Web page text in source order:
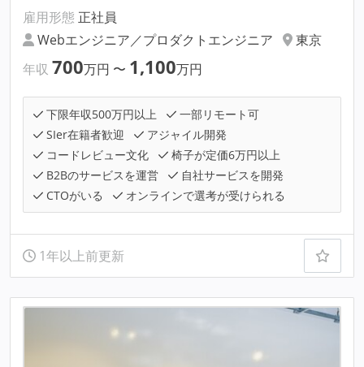
雇用形態 正社員
Webエンジニア／プロダクトエンジニア
東京
年収 700万円 〜 1,100万円
下限年収500万円以上
一部リモート可
SIer在籍者歓迎
アジャイル開発
コードレビュー文化
椅子が定価6万円以上
B2Bのサービスを運営
自社サービスを開発
CTOがいる
オンラインで選考が受けられる
1年以上前更新